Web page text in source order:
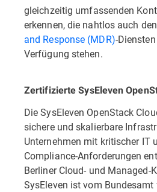
gleichzeitig umfassenden
erkennen, die nahtlos auch den
and Response (MDR)-
Verfügung stehen.
Zertifizierte SysEleven
Die SysEleven OpenStack
sichere und skalierbare
Unternehmen mit kritischer IT
Compliance-Anforderungen
Berliner Cloud- und Managed-
SysEleven ist vom